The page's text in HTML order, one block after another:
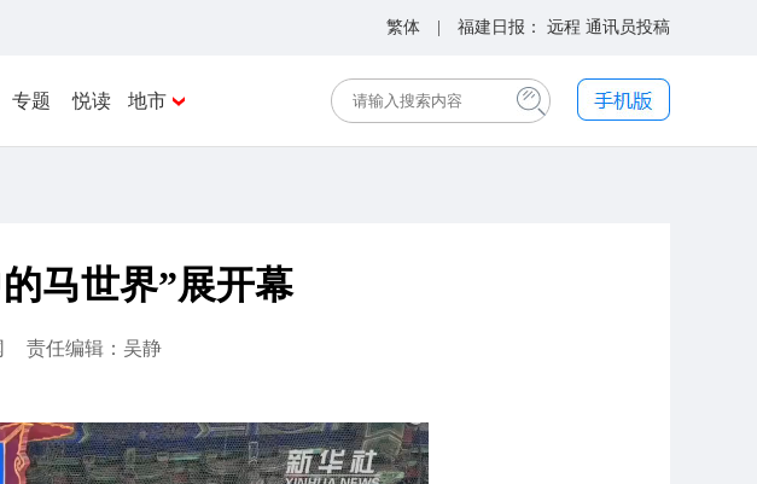
繁体 | 福建日报： 远程 通讯员投稿
专题 悦读 地市
马世界”展开幕
责任编辑：吴静